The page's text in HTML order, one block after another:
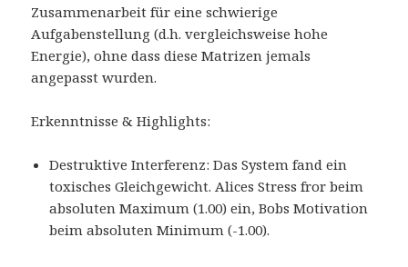
Zusammenarbeit für eine schwierige
Aufgabenstellung (d.h. vergleichsweise hohe
Energie), ohne dass diese Matrizen jemals
angepasst wurden.
Erkenntnisse & Highlights:
Destruktive Interferenz: Das System fand ein
toxisches Gleichgewicht. Alices Stress fror beim
absoluten Maximum (1.00) ein, Bobs Motivation
beim absoluten Minimum (-1.00).